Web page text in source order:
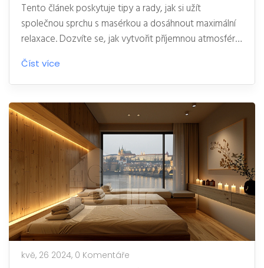
Tento článek poskytuje tipy a rady, jak si užít
společnou sprchu s masérkou a dosáhnout maximální
relaxace. Dozvíte se, jak vytvořit příjemnou atmosféru,
jak využít správné masážní techniky a jaké doplňky
mohou zvýšit účinnost a pohodlí této zkušenosti.
Číst více
kvě, 26 2024, 0 Komentáře